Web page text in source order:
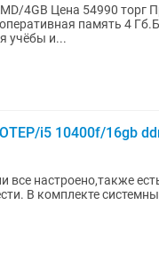
4GB Цена 54990 торг
память 4
учёбы и...
i5 10400f/16gb
есть другие.
В комплекте